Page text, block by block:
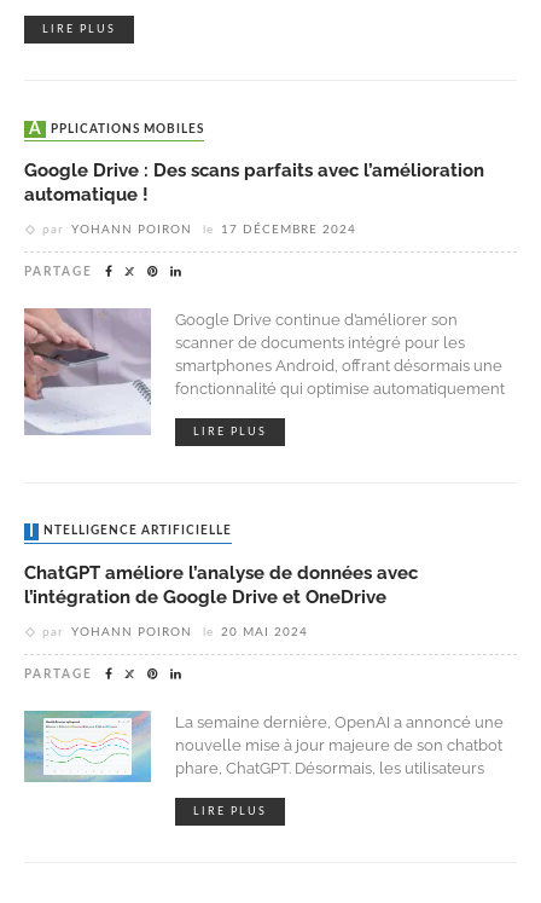
LIRE PLUS
APPLICATIONS MOBILES
Google Drive : Des scans parfaits avec l’amélioration
automatique !
par YOHANN POIRON le 17 DÉCEMBRE 2024
PARTAGE
Google Drive continue d’améliorer son
scanner de documents intégré pour les
smartphones Android, offrant désormais une
fonctionnalité qui optimise automatiquement
LIRE PLUS
INTELLIGENCE ARTIFICIELLE
ChatGPT améliore l’analyse de données avec
l’intégration de Google Drive et OneDrive
par YOHANN POIRON le 20 MAI 2024
PARTAGE
La semaine dernière, OpenAI a annoncé une
nouvelle mise à jour majeure de son chatbot
phare, ChatGPT. Désormais, les utilisateurs
LIRE PLUS